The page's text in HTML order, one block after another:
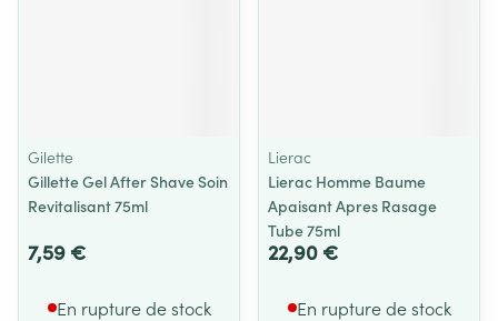
Gilette
Gillette Gel After Shave Soin
Revitalisant 75ml
7,59 €
En rupture de stock
Lierac
Lierac Homme Baume
Apaisant Apres Rasage
Tube 75ml
22,90 €
En rupture de stock